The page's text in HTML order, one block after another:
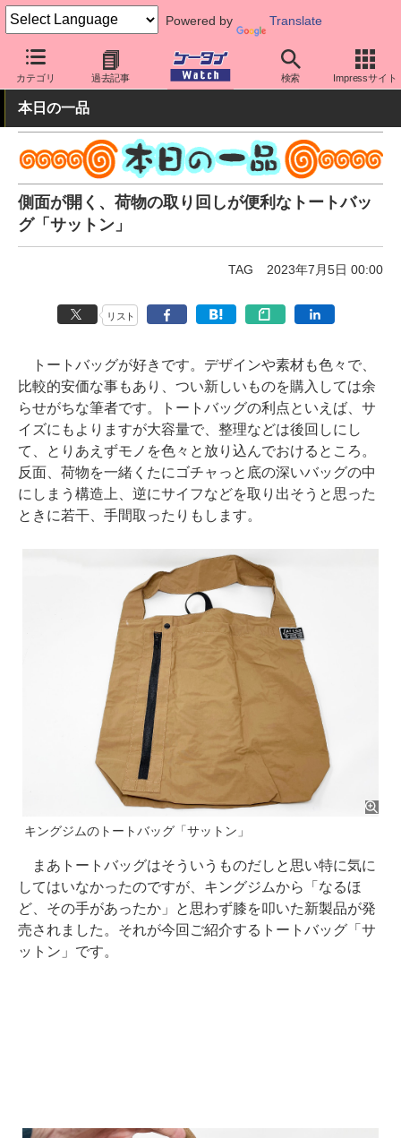
Powered by Translate
カテゴリ 過去記事 検索 Impressサイト
ケータイ Watch 周辺機器/アクセサリー その他
本日の一品
側面が開く、荷物の取り回しが便利なトートバッ
グ「サットン」
TAG 2023年7月5日 00:00
リスト
トートバッグが好きです。デザインや素材も色々で、
比較的安価な事もあり、つい新しいものを購入しては余
らせがちな筆者です。トートバッグの利点といえば、サ
イズにもよりますが大容量で、整理などは後回しにし
て、とりあえずモノを色々と放り込んでおけるところ。
反面、荷物を一緒くたにゴチャっと底の深いバッグの中
にしまう構造上、逆にサイフなどを取り出そうと思った
ときに若干、手間取ったりもします。
キングジムのトートバッグ「サットン」
まあトートバッグはそういうものだしと思い特に気に
してはいなかったのですが、キングジムから「なるほ
ど、その手があったか」と思わず膝を叩いた新製品が発
売されました。それが今回ご紹介するトートバッグ「サ
ットン」です。